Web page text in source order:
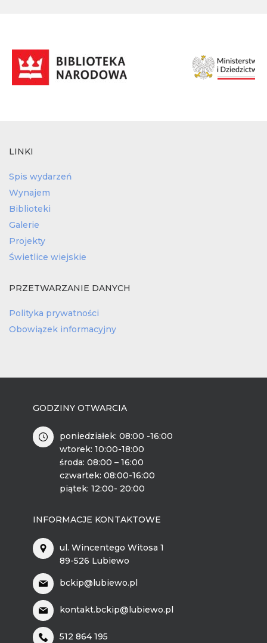
LINKI
Spis wydarzeń
Wynajem
Biblioteki
Galerie
Projekty
Świetlice wiejskie
PRZETWARZANIE DANYCH
Polityka prywatności
Obowiązek informacyjny
GODZINY OTWARCIA
poniedziałek: 08:00 -16:00
wtorek: 10:00-18:00
środa: 08:00 – 16:00
czwartek: 08:00-16:00
piątek: 12:00- 20:00
INFORMACJE KONTAKTOWE
ul. Wincentego Witosa 1
89-526 Lubiewo
bckip@lubiewo.pl
kontakt.bckip@lubiewo.pl
512 864 195